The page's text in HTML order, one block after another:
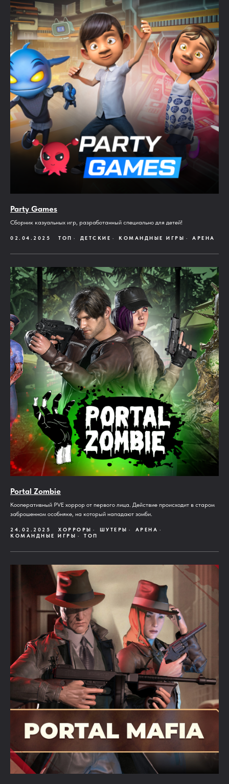
Party Games
Сборник казуальных игр, разработанный специально для детей!
02.04.2025 ТОП ДЕТСКИЕ КОМАНДНЫЕ ИГРЫ АРЕНА
Portal Zombie
Кооперативный PVE хоррор от первого лица. Действие происходит в старом
заброшенном особняке, на который нападают зомби.
24.02.2025 ХОРРОРЫ ШУТЕРЫ
АРЕНА
КОМАНДНЫЕ ИГРЫ
ТОП